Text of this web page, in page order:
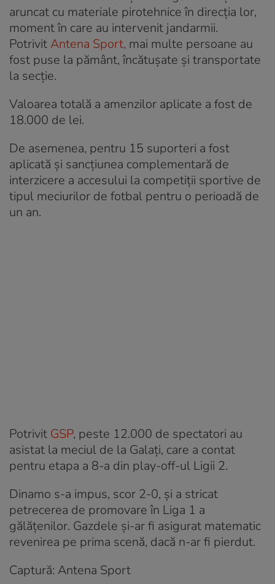
aruncat cu materiale pirotehnice în direcția lor,
moment în care au intervenit jandarmii.
PotrivitAntena Sport, mai multe persoane au
fost puse la pământ, încătușate și transportate
la secție.
Valoarea totală a amenzilor aplicate a fost de
18.000 de lei.
De asemenea, pentru 15 suporteri a fost
aplicată şi sancţiunea complementară de
interzicere a accesului la competiţii sportive de
tipul meciurilor de fotbal pentru o perioadă de
un an.
Potrivit GSP, peste 12.000 de spectatori au
asistat la meciul de la Galați, care a contat
pentru etapa a 8-a din play-off-ul Ligii 2.
Dinamo s-a impus, scor 2-0, și a stricat
petrecerea de promovare în Liga 1 a
gălățenilor. Gazdele și-ar fi asigurat matematic
revenirea pe prima scenă, dacă n-ar fi pierdut.
Captură: Antena Sport